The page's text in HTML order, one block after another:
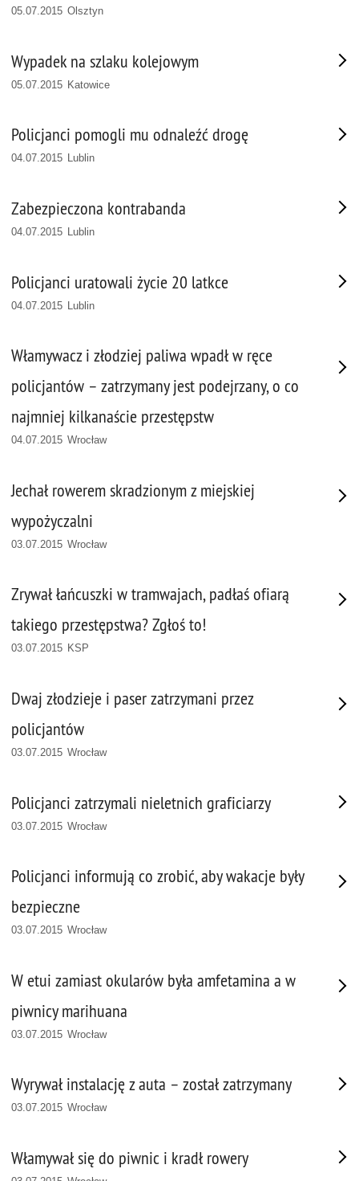
05.07.2015 Olsztyn
Wypadek na szlaku kolejowym
05.07.2015 Katowice
Policjanci pomogli mu odnaleźć drogę
04.07.2015 Lublin
Zabezpieczona kontrabanda
04.07.2015 Lublin
Policjanci uratowali życie 20 latkce
04.07.2015 Lublin
Włamywacz i złodziej paliwa wpadł w ręce
policjantów – zatrzymany jest podejrzany, o co
najmniej kilkanaście przestępstw
04.07.2015 Wrocław
Jechał rowerem skradzionym z miejskiej
wypożyczalni
03.07.2015 Wrocław
Zrywał łańcuszki w tramwajach, padłaś ofiarą
takiego przestępstwa? Zgłoś to!
03.07.2015 KSP
Dwaj złodzieje i paser zatrzymani przez
policjantów
03.07.2015 Wrocław
Policjanci zatrzymali nieletnich graficiarzy
03.07.2015 Wrocław
Policjanci informują co zrobić, aby wakacje były
bezpieczne
03.07.2015 Wrocław
W etui zamiast okularów była amfetamina a w
piwnicy marihuana
03.07.2015 Wrocław
Wyrywał instalację z auta – został zatrzymany
03.07.2015 Wrocław
Włamywał się do piwnic i kradł rowery